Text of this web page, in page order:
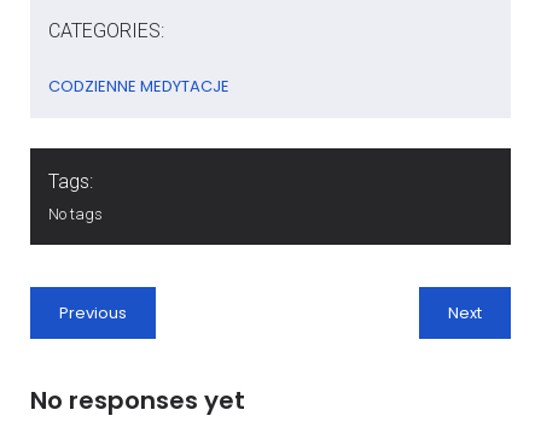
CATEGORIES:
CODZIENNE MEDYTACJE
Tags:
No tags
Previous Next
No responses yet